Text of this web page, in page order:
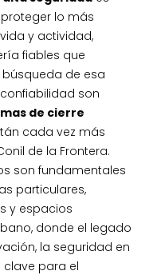
lo más
y actividad,
fiables que
de esa
son
de cierre
cada vez más
de la Frontera.
son fundamentales
particulares,
y espacios
donde el legado
la seguridad en
para el